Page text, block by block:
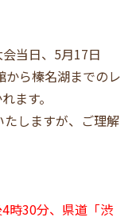
当日、 5月17日
から榛名湖までのレ
ます。
しますが、ご理解
時30分、県道「渋